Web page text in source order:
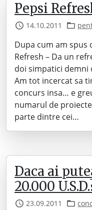
Pepsi
14.10.2011
Dupa cum am spus
Refresh – Da un
doi simpatici demni
Am tot incercat sa
concurs insa… e
numarul de
parte dintre cei…
Daca ai
20.000
23.09.2011